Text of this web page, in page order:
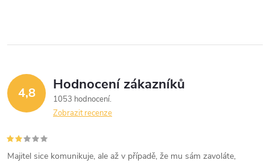
4,8 Hodnocení zákazníků
1053 hodnocení
Zobrazit recenze
Majitel sice komunikuje, ale až v případě, že mu sám zavoláte,